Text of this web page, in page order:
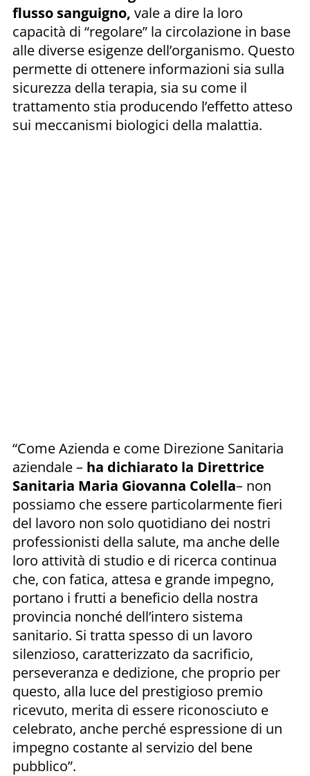
flusso sanguigno, vale a dire la loro
capacità di “regolare” la circolazione in base
alle diverse esigenze dell’organismo. Questo
permette di ottenere informazioni sia sulla
sicurezza della terapia, sia su come il
trattamento stia producendo l’effetto atteso
sui meccanismi biologici della malattia.
“Come Azienda e come Direzione Sanitaria
aziendale – ha dichiarato la Direttrice
Sanitaria Maria Giovanna Colella– non
possiamo che essere particolarmente fieri
del lavoro non solo quotidiano dei nostri
professionisti della salute, ma anche delle
loro attività di studio e di ricerca continua
che, con fatica, attesa e grande impegno,
portano i frutti a beneficio della nostra
provincia nonché dell’intero sistema
sanitario. Si tratta spesso di un lavoro
silenzioso, caratterizzato da sacrificio,
perseveranza e dedizione, che proprio per
questo, alla luce del prestigioso premio
ricevuto, merita di essere riconosciuto e
celebrato, anche perché espressione di un
impegno costante al servizio del bene
pubblico”.